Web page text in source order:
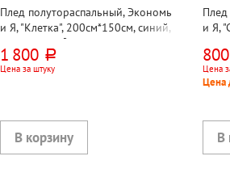
Плед полутораспальный, Экономь
и Я, "Клетка", 200см*150см, синий,
флис, 160г⁄м²
1 800 руб.
Цена за штуку
Плед
и Я,
800
Цена
Цена